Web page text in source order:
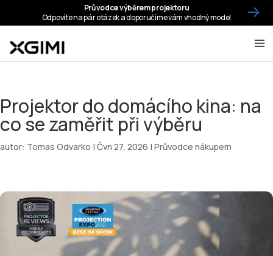
Projektor do domácího kina: na
co se zaměřit při výběru
autor: Tomas Odvarko | Čvn 27, 2026 | Průvodce nákupem